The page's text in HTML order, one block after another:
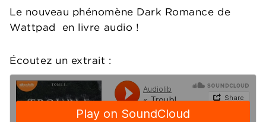
Le nouveau phénomène Dark Romance de
Wattpad en livre audio !
Écoutez un extrait :